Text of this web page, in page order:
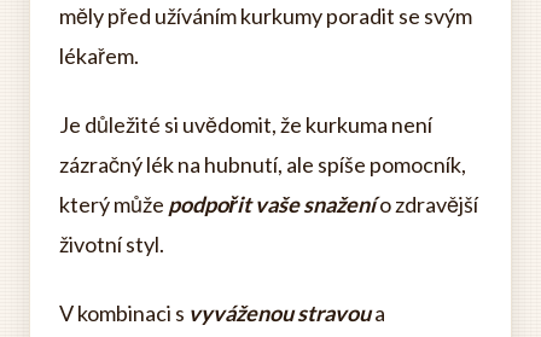
měly před užíváním kurkumy poradit se svým
lékařem.
Je důležité si uvědomit, že kurkuma není
zázračný lék na hubnutí, ale spíše pomocník,
který může podpořit vaše snaženío zdravější
životní styl.
V kombinaci s vyváženou stravoua